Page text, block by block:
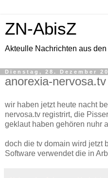
ZN-AbisZ
Akteulle Nachrichten aus den
Dienstag, 28. Dezember
anorexia-
wir haben jetzt heute nacht
nervosa.tv registrirt, die
geklaut haben gehören nuhr
doch die tv domain wird jetzt
Software verwendet die in